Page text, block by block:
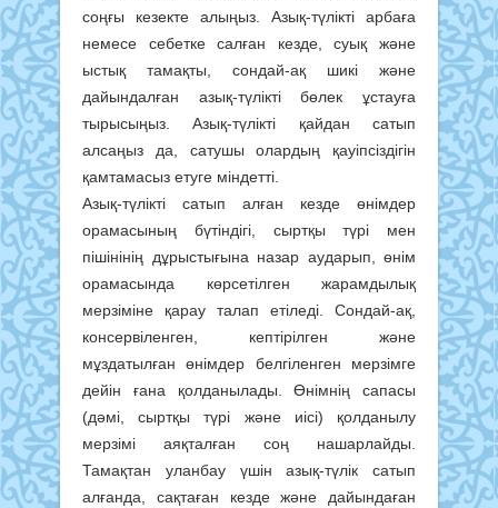
соңғы кезекте алыңыз. Азық-түлікті арбаға
немесе себетке салған кезде, суық және
ыстық тамақты, сондай-ақ шикі және
дайындалған азық-түлікті бөлек ұстауға
тырысыңыз. Азық-түлікті қайдан сатып
алсаңыз да, сатушы олардың қауіпсіздігін
қамтамасыз етуге міндетті.
Азық-түлікті сатып алған кезде өнімдер
орамасының бүтіндігі, сыртқы түрі мен
пішінінің дұрыстығына назар аударып, өнім
орамасында көрсетілген жарамдылық
мерзіміне қарау талап етіледі. Сондай-ақ,
консервіленген, кептірілген және
мұздатылған өнімдер белгіленген мерзімге
дейін ғана қолданылады. Өнімнің сапасы
(дәмі, сыртқы түрі және иісі) қолданылу
мерзімі аяқталған соң нашарлайды.
Тамақтан уланбау үшін азық-түлік сатып
алғанда, сақтаған кезде және дайындаған